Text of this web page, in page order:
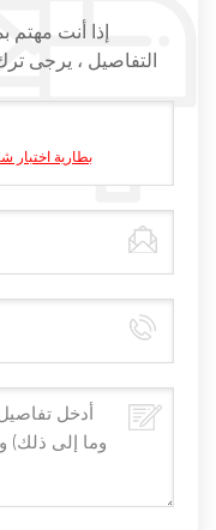
إذا أنت مهتم
التفاصيل ، يرجى
18650 بطارية